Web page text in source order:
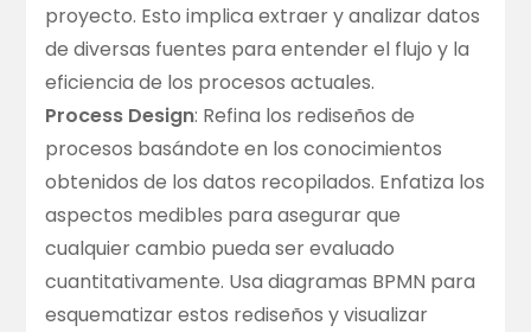
proyecto. Esto implica extraer y analizar datos
de diversas fuentes para entender el flujo y la
eficiencia de los procesos actuales.
Process Design: Refina los rediseños de
procesos basándote en los conocimientos
obtenidos de los datos recopilados. Enfatiza los
aspectos medibles para asegurar que
cualquier cambio pueda ser evaluado
cuantitativamente. Usa diagramas BPMN para
esquematizar estos rediseños y visualizar